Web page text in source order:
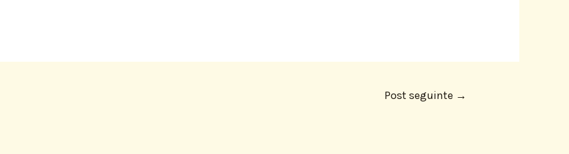
Post seguinte →